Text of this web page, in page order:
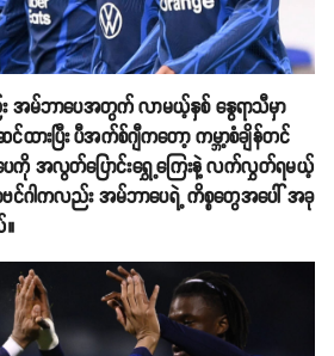
မ်ဘာပေအတွက် လာမယ့်နှစ် နွေရာသီမှာ
င်ထားပြီး ပီအက်စ်ဂျီကတော့ ကမ္ဘာ့စံချိန်တင်
ပေကို အလွတ်ပြောင်းရွှေ့ကြေးနဲ့ လက်လွှတ်ရမယ့်
င်ဂါကလည်း အမ်ဘာပေရဲ့ ကိစ္စတွေအပေါ် အခု